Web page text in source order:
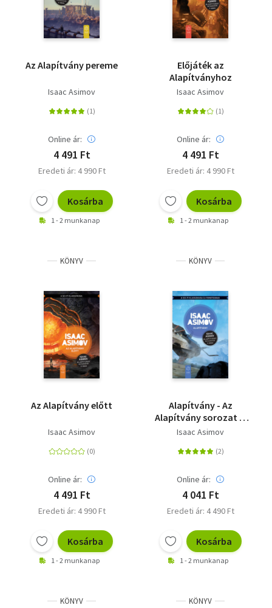
Az Alapítvány pereme
Isaac Asimov
Online ár:
4 491 Ft
Eredeti ár: 4 990 Ft
Kosárba
1 - 2 munkanap
Előjáték az
Alapítványhoz
Isaac Asimov
Online ár:
4 491 Ft
Eredeti ár: 4 990 Ft
Kosárba
1 - 2 munkanap
KÖNYV
Az Alapítvány előtt
Isaac Asimov
Online ár:
4 491 Ft
Eredeti ár: 4 990 Ft
Kosárba
1 - 2 munkanap
KÖNYV
Alapítvány - Az
Alapítvány sorozat 3.
kötete - Új fordítás
Isaac Asimov
Online ár:
4 041 Ft
Eredeti ár: 4 490 Ft
Kosárba
1 - 2 munkanap
KÖNYV KÖNYV